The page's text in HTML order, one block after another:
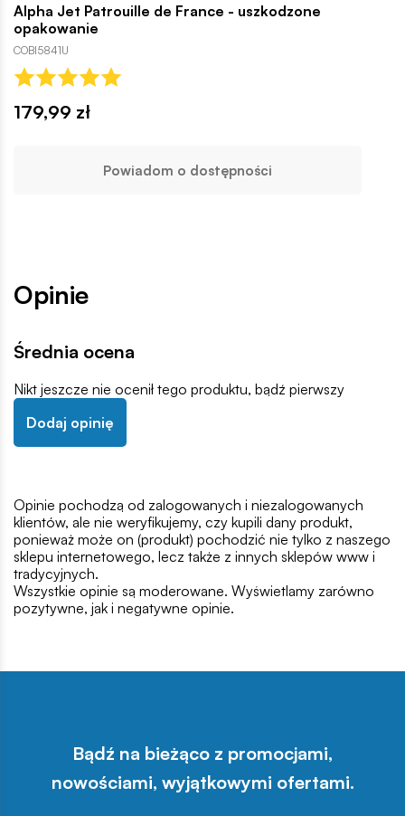
Alpha Jet Patrouille de France - uszkodzone
opakowanie
COBI5841U
179,99 zł
Powiadom o dostępności
Opinie
Średnia ocena
Nikt jeszcze nie ocenił tego produktu, bądź pierwszy
Dodaj opinię
Opinie pochodzą od zalogowanych i niezalogowanych
klientów, ale nie weryfikujemy, czy kupili dany produkt,
ponieważ może on (produkt) pochodzić nie tylko z naszego
sklepu internetowego, lecz także z innych sklepów www i
tradycyjnych.
Wszystkie opinie są moderowane. Wyświetlamy zarówno
pozytywne, jak i negatywne opinie.
Bądź na bieżąco z promocjami,
nowościami, wyjątkowymi ofertami.